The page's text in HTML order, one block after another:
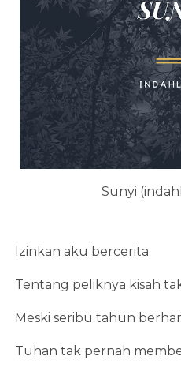
Sunyi
Izinkan aku bercerita
Tentang peliknya kisah
Meski seribu tahun
Tuhan tak pernah